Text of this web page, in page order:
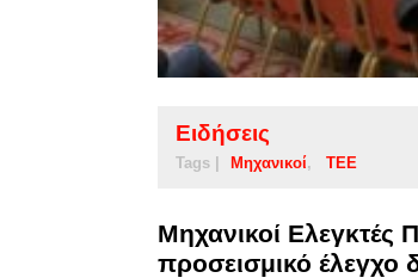
Ειδήσεις
Tags | Μηχανικοί ΤΕΕ
Μηχανικοί Ελεγκτές
προσεισμικό έλεγχο